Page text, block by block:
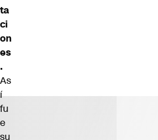
ta
ci
on
es
.
As
í
fu
e
su